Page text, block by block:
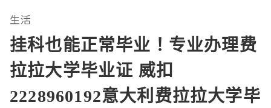
生活
挂科也能正常毕业！专业办理费
拉拉大学毕业证 威扣
2228960192意大利费拉拉大学毕